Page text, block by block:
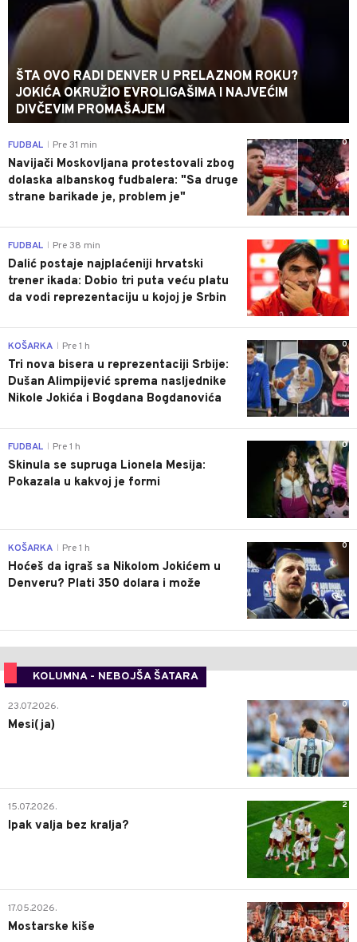
ŠTA OVO RADI DENVER U PRELAZNOM ROKU?
JOKIĆA OKRUŽIO EVROLIGAŠIMA I NAJVEĆIM
DIVČEVIM PROMAŠAJEM
0
FUDBAL Pre 31 min
Navijači Moskovljana protestovali zbog
dolaska albanskog fudbalera: "Sa druge
strane barikade je, problem je"
0
FUDBAL Pre 38 min
Dalić postaje najplaćeniji hrvatski
trener ikada: Dobio tri puta veću platu
da vodi reprezentaciju u kojoj je Srbin
0
KOŠARKA Pre 1 h
Tri nova bisera u reprezentaciji Srbije:
Dušan Alimpijević sprema nasljednike
Nikole Jokića i Bogdana Bogdanovića
0
FUDBAL Pre 1 h
Skinula se supruga Lionela Mesija:
Pokazala u kakvoj je formi
0
KOŠARKA Pre 1 h
Hoćeš da igraš sa Nikolom Jokićem u
Denveru? Plati 350 dolara i može
KOLUMNA - NEBOJŠA ŠATARA
0
23.07.2026.
Mesi(ja)
2
15.07.2026.
Ipak valja bez kralja?
0
17.05.2026.
Mostarske kiše